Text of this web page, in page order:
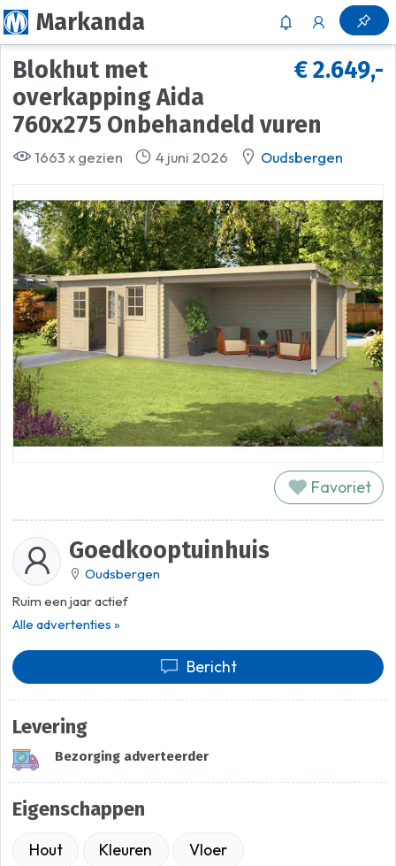
Markanda
€ 2.649,-
Blokhut met
overkapping Aida
760x275 Onbehandeld vuren
1663 x gezien 4 juni 2026 Oudsbergen
Favoriet
Goedkooptuinhuis
Oudsbergen
Ruim een jaar actief
Alle advertenties »
Bericht
Levering
Bezorging adverteerder
Eigenschappen
Hout Kleuren Vloer